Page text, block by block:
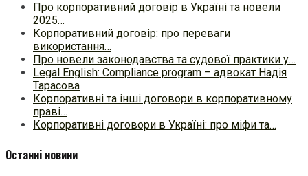
Про корпоративний договір в Україні та новели
2025…
Корпоративний договір: про переваги
використання…
Про новели законодавства та судової практики у…
Legal English: Compliance program – адвокат Надія
Тарасова
Корпоративні та інші договори в корпоративному
праві…
Корпоративні договори в Україні: про міфи та…
Останні новини